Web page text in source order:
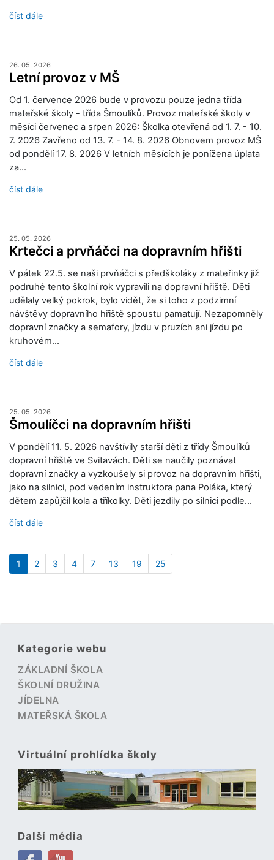
číst dále
26. 05. 2026
Letní provoz v MŠ
Od 1. července 2026 bude v provozu pouze jedna třída
mateřské školy - třída Šmoulíků. Provoz mateřské školy v
měsíci červenec a srpen 2026: Školka otevřená od 1. 7. - 10.
7. 2026 Zavřeno od 13. 7. - 14. 8. 2026 Obnovem provoz MŠ
od pondělí 17. 8. 2026 V letních měsících je ponížena úplata
za…
číst dále
25. 05. 2026
Krtečci a prvňáčci na dopravním hřišti
V pátek 22.5. se naši prvňáčci s předškoláky z mateřinky již
podruhé tento školní rok vypravili na dopravní hřiště. Děti
udělaly velký pokrok, bylo vidět, že si toho z podzimní
návštěvy dopravního hřiště spoustu pamatují. Nezapomněly
dopravní značky a semafory, jízdu v pruzích ani jízdu po
kruhovém…
číst dále
25. 05. 2026
Šmoulíčci na dopravním hřišti
V pondělí 11. 5. 2026 navštívily starší děti z třídy Šmoulíků
dopravní hřiště ve Svitavách. Děti se naučily poznávat
dopravní značky a vyzkoušely si provoz na dopravním hřišti,
jako na silnici, pod vedením instruktora pana Poláka, který
dětem zapůjčil kola a tříkolky. Děti jezdily po silnici podle…
číst dále
1 2 3 4 7 13 19 25
Kategorie webu
ZÁKLADNÍ ŠKOLA
ŠKOLNÍ DRUŽINA
JÍDELNA
MATEŘSKÁ ŠKOLA
Virtuální prohlídka školy
Další média